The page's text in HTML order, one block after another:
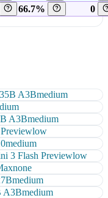
66.7% 0
A3Bmedium
A3Bmedium
low
medium
3 Flash Previewlow
none
medium
A3Bmedium